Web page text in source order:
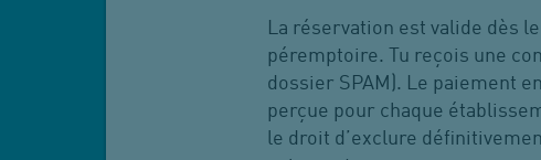
La réservation est valide dès
péremptoire. Tu reçois une
dossier SPAM). Le paiement
perçue pour chaque
le droit d’exclure